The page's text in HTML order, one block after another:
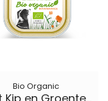
Bio Organic